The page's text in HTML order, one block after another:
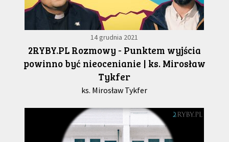
14 grudnia 2021
2RYBY.PL Rozmowy - Punktem wyjścia
powinno być nieocenianie | ks. Mirosław
Tykfer
ks. Mirosław Tykfer